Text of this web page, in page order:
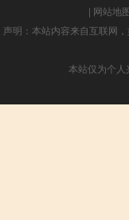
| 网站地
声明：本站内容来自互联网
本站仅为个人